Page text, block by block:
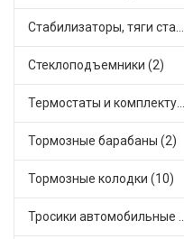
Стабилизаторы, тяги стабилизатора, стойки стабилиз (1)
Стеклоподъемники (2)
Термостаты и комплектующие системы охлаждения (23)
Тормозные барабаны (2)
Тормозные колодки (10)
Тросики